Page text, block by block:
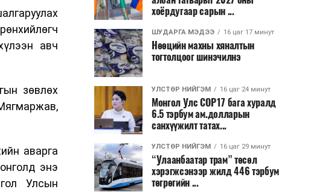
авч
зөвлөх
аварга
энэ
Улсын
хоёрдугаар сарын ...
ШУДАРГА МЭДЭЭ 16 цаг 17 минут
Нөөцийн махны хяналтын
тогтолцоог шинэчилнэ
УЛСТӨР НИЙГЭМ 16 цаг 24 минут
Монгол Улс COP17 бага хуралд
6.5 тэрбум ам.долларын
санхүүжилт татах...
УЛСТӨР НИЙГЭМ 16 цаг 29 минут
“Улаанбаатар трам” төсөл
хэрэгжсэнээр жилд 446 тэрбум
төгрөгийн ...